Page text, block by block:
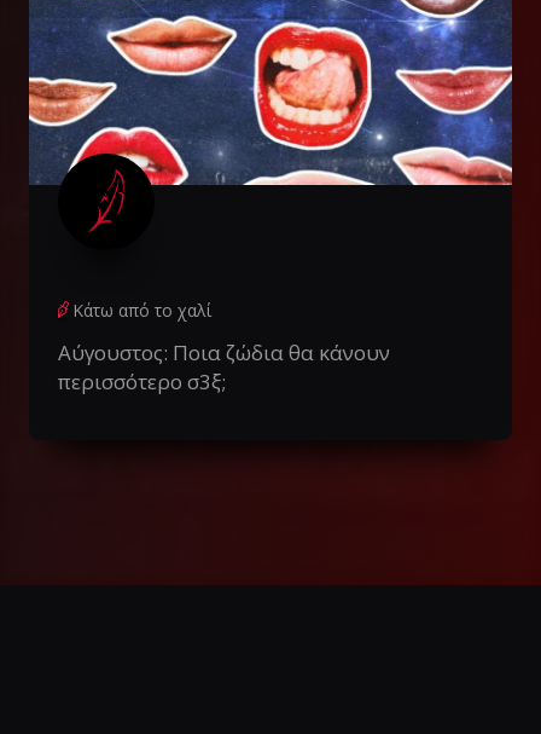
Κάτω από το χαλί
Αύγουστος: Ποια ζώδια θα κάνουν
περισσότερο σ3ξ;